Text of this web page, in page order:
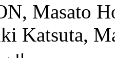
Masato
Katsuta,